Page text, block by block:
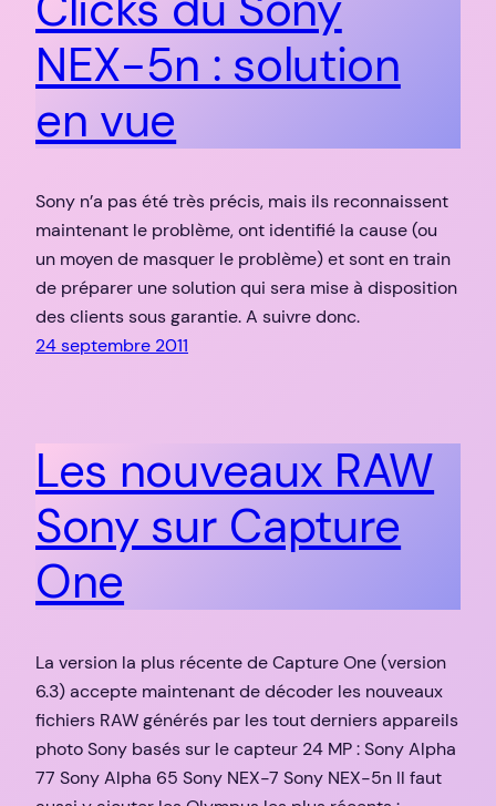
NEX-5n : solution
en vue
Sony n’a pas été très précis, mais ils reconnaissent
maintenant le problème, ont identifié la cause (ou
un moyen de masquer le problème) et sont en train
de préparer une solution qui sera mise à disposition
des clients sous garantie. A suivre donc.
24 septembre 2011
Les nouveaux RAW
Sony sur Capture
One
La version la plus récente de Capture One (version
6.3) accepte maintenant de décoder les nouveaux
fichiers RAW générés par les tout derniers appareils
photo Sony basés sur le capteur 24 MP : Sony Alpha
77 Sony Alpha 65 Sony NEX-7 Sony NEX-5n Il faut